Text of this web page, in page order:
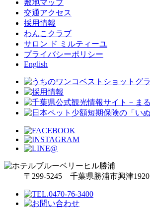
敷地マップ
交通アクセス
採用情報
わんこクラブ
サロン ド ミルティーユ
プライバシーポリシー
English
〒299-5245 千葉県勝浦市興津1920